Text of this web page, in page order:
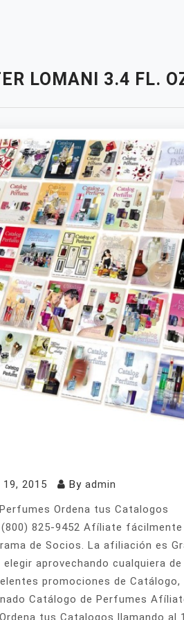
LOMANI 3.4 FL.
2015 By admin
Perfumes Ordena tus Catalogos
825-9452 Afíliate
de Socios. La afiliación es
elegir aprovechando cualquiera de
promociones de Catálogo,
Catálogo de Perfumes
tus Catalogos llamando al